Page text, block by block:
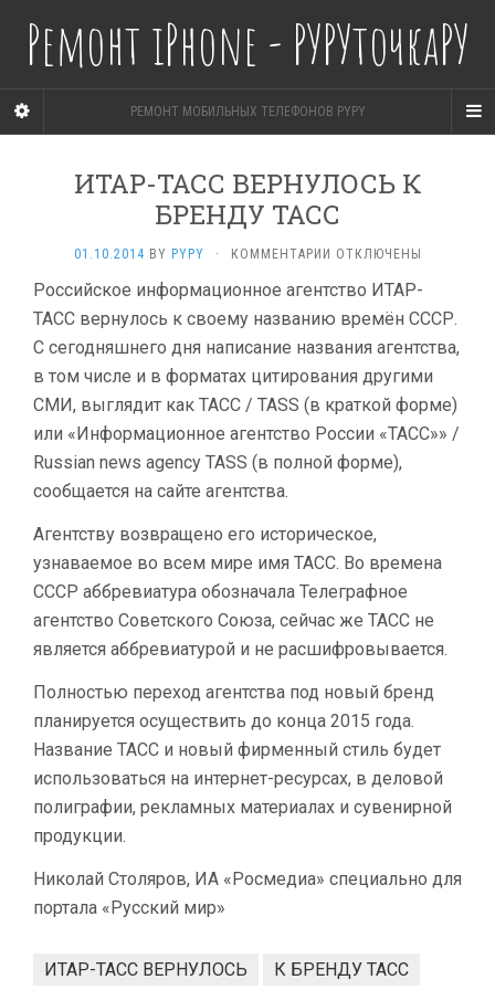
Ремонт iPhone - РУРУточкаРУ
РЕМОНТ МОБИЛЬНЫХ ТЕЛЕФОНОВ PYPY
ИТАР-ТАСС ВЕРНУЛОСЬ К
БРЕНДУ ТАСС
01.10.2014 BY PYPY · КОММЕНТАРИИ К
ИТАР-
ТАСС
К
БРЕНДУ
ТАСС
ОТКЛЮЧЕНЫ
Российское информационное агентство ИТАР-
ТАСС вернулось к своему названию времён СССР.
С сегодняшнего дня написание названия агентства,
в том числе и в форматах цитирования другими
СМИ, выглядит как ТАСС / TASS (в краткой форме)
или «Информационное агентство России «ТАСС»» /
Russian news agency TASS (в полной форме),
сообщается на сайте агентства.
Агентству возвращено его историческое,
узнаваемое во всем мире имя ТАСС. Во времена
СССР аббревиатура обозначала Телеграфное
агентство Советского Союза, сейчас же ТАСС не
является аббревиатурой и не расшифровывается.
Полностью переход агентства под новый бренд
планируется осуществить до конца 2015 года.
Название ТАСС и новый фирменный стиль будет
использоваться на интернет-ресурсах, в деловой
полиграфии, рекламных материалах и сувенирной
продукции.
Николай Столяров, ИА «Росмедиа» специально для
портала «Русский мир»
ИТАР-ТАСС ВЕРНУЛОСЬ К БРЕНДУ ТАСС